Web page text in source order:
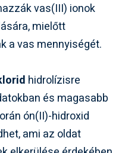
vas(III) ionok
mielőtt
a vas mennyiségét.
hidrolízisre
és magasabb
ón(II)-hidroxid
ami az oldat